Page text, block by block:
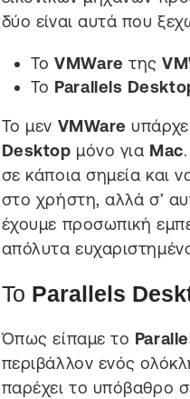
δύο είναι αυτά που
ΤοVMWareτης
Το Parallels
Το μεν VMWare
Desktop μόνο για Mac
σε κάποια σημεία και
στο χρήστη, αλλά σ’
έχουμε προσωπική
απόλυτα
Το Parallels
Όπως είπαμε το
περιβάλλον ενός
παρέχει το υπόβαθρο